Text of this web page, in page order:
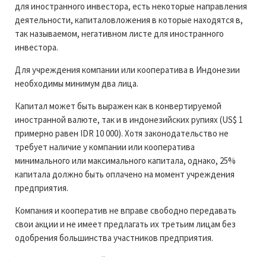
для иностранного инвестора, есть некоторые направления
деятельности, капиталовложения в которые находятся в,
так называемом, негативном листе для иностранного
инвестора.
Для учреждения компании или кооператива в Индонезии
необходимы минимум два лица.
Капитал может быть выражен как в конвертируемой
иностранной валюте, так и в индонезийских рупиях (US$ 1
примерно равен IDR 10 000). Хотя законодательство не
требует наличие у компании или кооператива
минимального или максимального капитала, однако, 25%
капитала должно быть оплачено на момент учреждения
предприятия.
Компания и кооператив не вправе свободно передавать
свои акции и не имеет предлагать их третьим лицам без
одобрения большинства участников предприятия.